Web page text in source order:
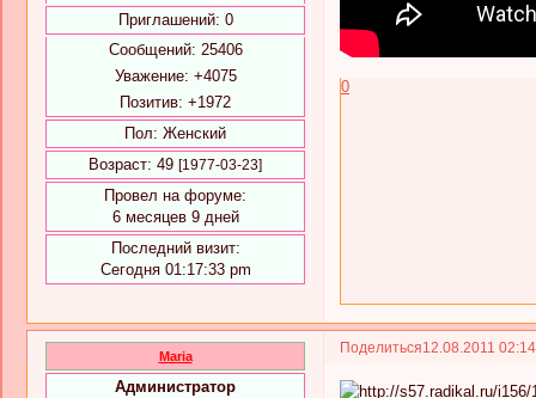
Приглашений: 0
Сообщений: 25406
Уважение: +4075
Позитив: +1972
Пол: Женский
Возраст: 49 [1977-03-23]
Провел на форуме:
6 месяцев 9 дней
Последний визит:
Сегодня 01:17:33 pm
0
Поделиться12.08.2011
Maria
Администратор